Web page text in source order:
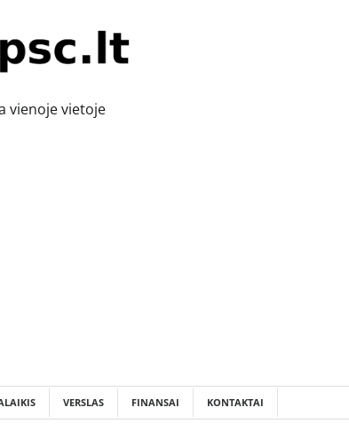
vienoje vietoje
VERSLAS FINANSAI KONTAKTAI